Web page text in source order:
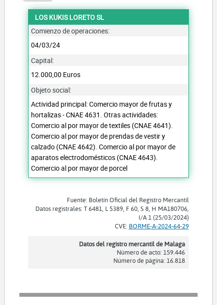
LOS KUKIS LORETO SL
Comienzo de operaciones:
04/03/24
Capital:
12.000,00 Euros
Objeto social:
Actividad principal: Comercio mayor de frutas y
hortalizas - CNAE 4631. Otras actividades:
Comercio al por mayor de textiles (CNAE 4641).
Comercio al por mayor de prendas de vestir y
calzado (CNAE 4642). Comercio al por mayor de
aparatos electrodomésticos (CNAE 4643).
Comercio al por mayor de porcel
Fuente: Boletín Oficial del Registro Mercantil
Datos registrales: T 6481, L 5389, F 60, S 8, H MA180706,
I/A 1 (25/03/2024)
CVE: BORME-A-2024-64-29
Datos del registro mercantil de Malaga
Número de acto: 159.446
Número de página: 16.818